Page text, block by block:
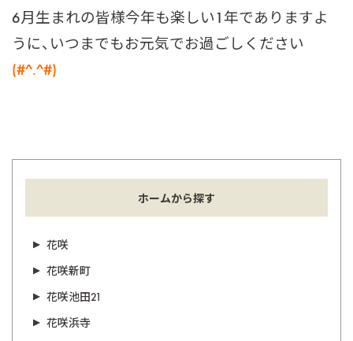
6月生まれの皆様今年も楽しい1年でありますよ
うに、いつまでもお元気でお過ごしください
(#^.^#)
ホームから探す
花咲
花咲新町
花咲池田21
花咲浜寺